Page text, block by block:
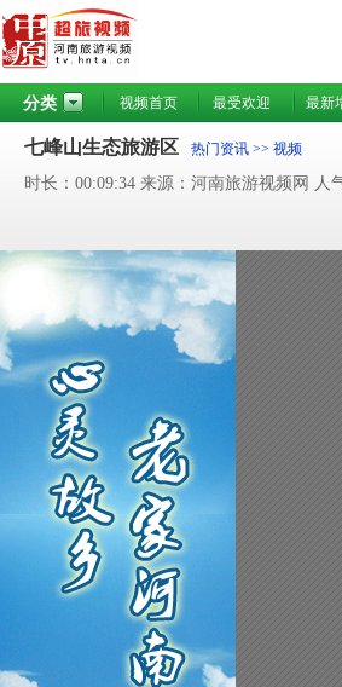
分类 视频首页 最受欢迎 最新
七峰山生态旅游区 热门资讯 >> 视频
时长：00:09:34 来源：河南旅游视频网 人